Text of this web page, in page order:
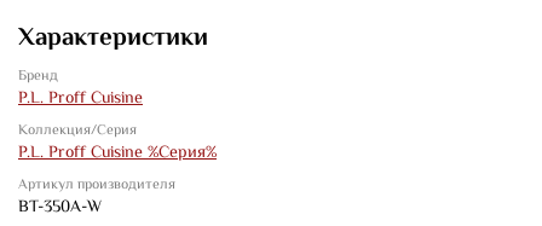
Характеристики
Бренд
P.L. Proff Cuisine
Коллекция/Серия
P.L. Proff Cuisine %Серия%
Артикул производителя
BT-350A-W